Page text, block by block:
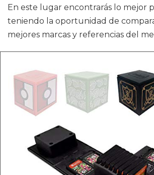
En este lugar encontrarás lo mejor
teniendo la oportunidad de
mejores marcas y referencias del